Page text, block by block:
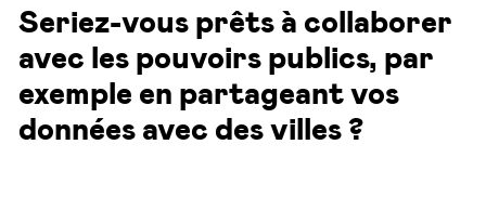
Seriez-vous prêts à collaborer
avec les pouvoirs publics, par
exemple en partageant vos
données avec des villes ?